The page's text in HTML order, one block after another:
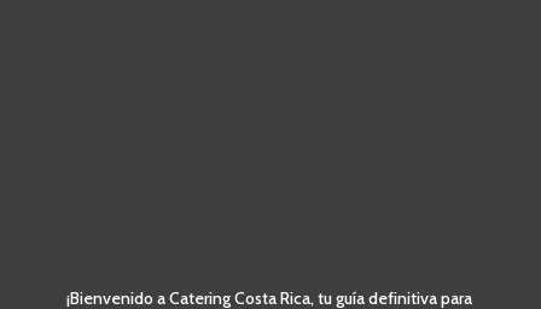
¡Bienvenido a Catering Costa Rica, tu guía definitiva para